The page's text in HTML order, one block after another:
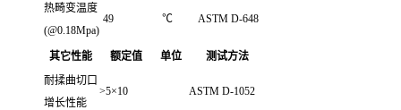
热畸变温度
(@0.18Mpa)
49 ℃ ASTM D-648
其它性能 额定值 单位
测试方法
耐揉曲切口
增长性能
>5×10 ASTM D-1052